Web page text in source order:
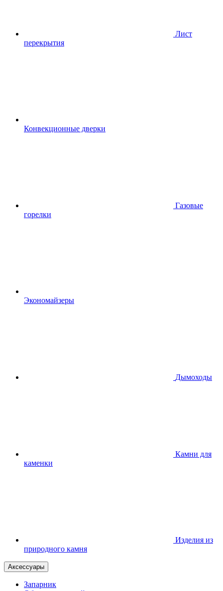
Лист
перекрытия
Конвекционные дверки
Газовые
горелки
Экономайзеры
Дымоходы
Камни для
каменки
Изделия из
природного камня
Аксессуары
Запарник